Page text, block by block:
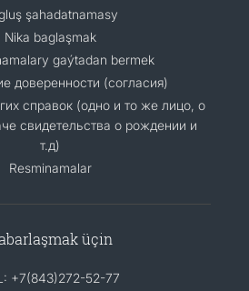
şahadatnamasy
Nika baglaşmak
gaýtadan bermek
доверенности (согласия)
справок (одно и то же лицо, о
свидетельства о рождении и
т.д)
Resminamalar
üçin
+7(843)272-52-77